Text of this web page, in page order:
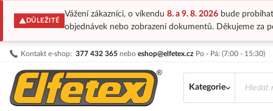
DŮLEŽITÉ
Vážení zákazníci, o víkendu 8. a 9. 8. 2026bude probíhat
objednávek nebo zobrazení dokumentů. Děkujeme za
Kontakt e-shop: 377 432 365 nebo eshop@elfetex.cz Po - Pá: (7:00 - 15:30)
Přejít
obsah
Kategorie